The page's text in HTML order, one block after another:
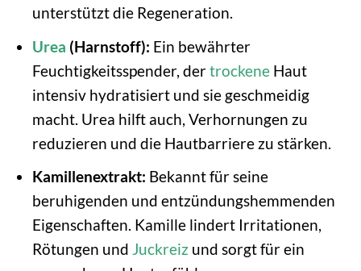
unterstützt die Regeneration.
Urea (Harnstoff): Ein bewährter
Feuchtigkeitsspender, dertrockeneHaut
intensiv hydratisiert und sie geschmeidig
macht. Urea hilft auch, Verhornungen zu
reduzieren und die Hautbarriere zu stärken.
Kamillenextrakt: Bekannt für seine
beruhigenden und entzündungshemmenden
Eigenschaften. Kamille lindert Irritationen,
Rötungen und Juckreiz und sorgt für ein